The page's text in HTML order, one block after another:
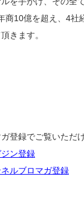
商10億を超え、4社
きます。
登録でご覧いただけ
ン登録
ルブロマガ登録